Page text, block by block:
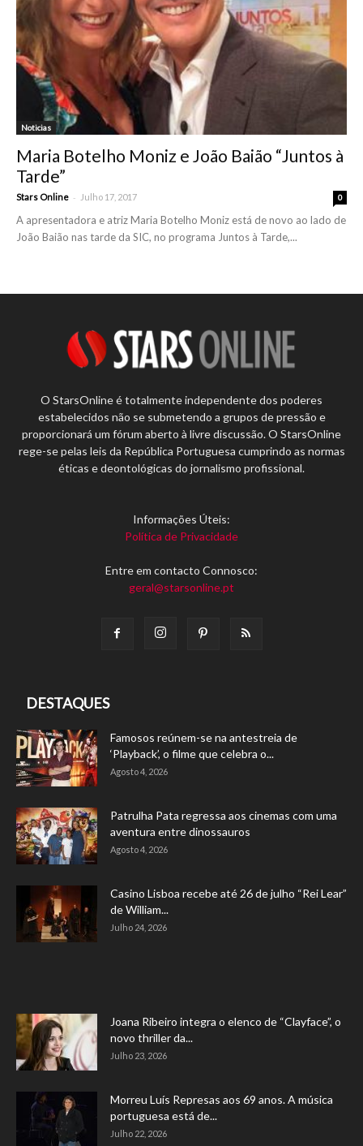
Noticias
Maria Botelho Moniz e João Baião “Juntos à
Tarde”
Stars Online - Julho 17, 2017 0
A apresentadora e atriz Maria Botelho Moniz está de novo ao lado de
João Baião nas tarde da SIC, no programa Juntos à Tarde,...
O StarsOnline é totalmente independente dos poderes
estabelecidos não se submetendo a grupos de pressão e
proporcionará um fórum aberto à livre discussão. O StarsOnline
rege-se pelas leis da República Portuguesa cumprindo as normas
éticas e deontológicas do jornalismo profissional.
Informações Úteis:
Política de Privacidade
Entre em contacto Connosco:
geral@starsonline.pt
DESTAQUES
Famosos reúnem-se na antestreia de
‘Playback’, o filme que celebra o...
Agosto 4, 2026
Patrulha Pata regressa aos cinemas com uma
aventura entre dinossauros
Agosto 4, 2026
Casino Lisboa recebe até 26 de julho “Rei Lear”
de William...
Julho 24, 2026
Joana Ribeiro integra o elenco de “Clayface”, o
novo thriller da...
Julho 23, 2026
Morreu Luís Represas aos 69 anos. A música
portuguesa está de...
Julho 22, 2026